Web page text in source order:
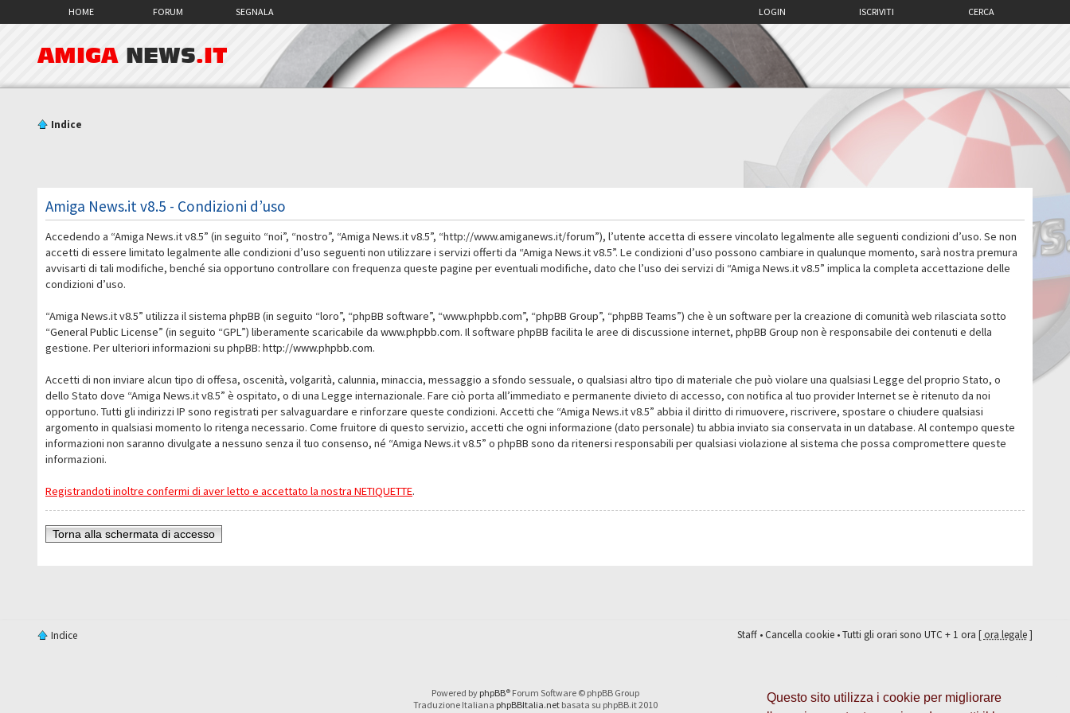
Questo sito utilizza i cookie per migliorare
HOME FORUM SEGNALA CERCA
ISCRIVITI
LOGIN
AMIGA NEWS.IT
Indice
Amiga News.it v8.5 - Condizioni d’uso
Accedendo a “Amiga News.it v8.5” (in seguito “noi”, “nostro”, “Amiga News.it v8.5”, “http://www.amiganews.it/forum”), l’utente accetta di essere vincolato legalmente alle seguenti condizioni d’uso. Se non
accetti di essere limitato legalmente alle condizioni d’uso seguenti non utilizzare i servizi offerti da “Amiga News.it v8.5”. Le condizioni d’uso possono cambiare in qualunque momento, sarà nostra premura
avvisarti di tali modifiche, benché sia opportuno controllare con frequenza queste pagine per eventuali modifiche, dato che l’uso dei servizi di “Amiga News.it v8.5” implica la completa accettazione delle
condizioni d’uso.
“Amiga News.it v8.5” utilizza il sistema phpBB (in seguito “loro”, “phpBB software”, “www.phpbb.com”, “phpBB Group”, “phpBB Teams”) che è un software per la creazione di comunità web rilasciata sotto
“General Public License” (in seguito “GPL”) liberamente scaricabile dawww.phpbb.com. Il software phpBB facilita le aree di discussione internet, phpBB Group non è responsabile dei contenuti e della
gestione. Per ulteriori informazioni su phpBB:http://www.phpbb.com.
Accetti di non inviare alcun tipo di offesa, oscenità, volgarità, calunnia, minaccia, messaggio a sfondo sessuale, o qualsiasi altro tipo di materiale che può violare una qualsiasi Legge del proprio Stato, o
dello Stato dove “Amiga News.it v8.5” è ospitato, o di una Legge internazionale. Fare ciò porta all’immediato e permanente divieto di accesso, con notifica al tuo provider Internet se è ritenuto da noi
opportuno. Tutti gli indirizzi IP sono registrati per salvaguardare e rinforzare queste condizioni. Accetti che “Amiga News.it v8.5” abbia il diritto di rimuovere, riscrivere, spostare o chiudere qualsiasi
argomento in qualsiasi momento lo ritenga necessario. Come fruitore di questo servizio, accetti che ogni informazione (dato personale) tu abbia inviato sia conservata in un database. Al contempo queste
informazioni non saranno divulgate a nessuno senza il tuo consenso, né “Amiga News.it v8.5” o phpBB sono da ritenersi responsabili per qualsiasi violazione al sistema che possa compromettere queste
informazioni.
Registrandoti inoltre confermi di aver letto e accettato la nostra NETIQUETTE.
Torna alla schermata di accesso
Indice Staff•Cancella cookie• Tutti gli orari sono UTC + 1 ora [ora legale]
Powered by phpBB® Forum Software © phpBB Group
Traduzione Italiana phpBBItalia.netbasata su phpBB.it 2010